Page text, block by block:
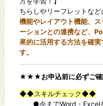
ちらしやリーフレットな
機能やレイアウト機能、
ーションとの連携など、
果的に活用する方法を確
す。
★★★お申込前に必ずご
◆◆スキルチェック◆◆
●今までWord・Excelを